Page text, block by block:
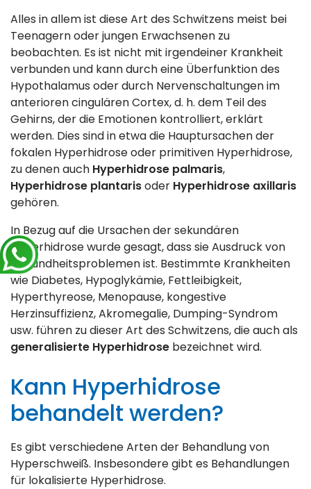
Alles in allem ist diese Art des Schwitzens meist bei
Teenagern oder jungen Erwachsenen zu
beobachten. Es ist nicht mit irgendeiner Krankheit
verbunden und kann durch eine Überfunktion des
Hypothalamus oder durch Nervenschaltungen im
anterioren cingulären Cortex, d. h. dem Teil des
Gehirns, der die Emotionen kontrolliert, erklärt
werden. Dies sind in etwa die Hauptursachen der
fokalen Hyperhidrose oder primitiven Hyperhidrose,
zu denen auch Hyperhidrose palmaris,
Hyperhidrose plantarisoder Hyperhidrose axillaris
gehören.
In Bezug auf die Ursachen der sekundären
Hyperhidrose wurde gesagt, dass sie Ausdruck von
Gesundheitsproblemen ist. Bestimmte Krankheiten
wie Diabetes, Hypoglykämie, Fettleibigkeit,
Hyperthyreose, Menopause, kongestive
Herzinsuffizienz, Akromegalie, Dumping-Syndrom
usw. führen zu dieser Art des Schwitzens, die auch als
generalisierte Hyperhidrose bezeichnet wird.
Kann Hyperhidrose
behandelt werden?
Es gibt verschiedene Arten der Behandlung von
Hyperschweiß. Insbesondere gibt es Behandlungen
für lokalisierte Hyperhidrose.